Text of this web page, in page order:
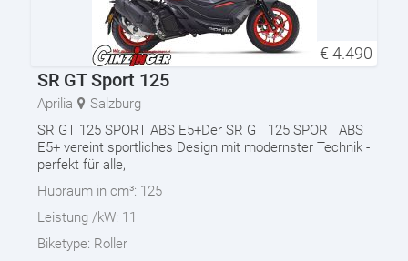
€ 4.490
SR GT Sport 125
Aprilia
Salzburg
SR GT 125 SPORT ABS E5+Der SR GT 125 SPORT ABS
E5+ vereint sportliches Design mit modernster Technik -
perfekt für alle,
Hubraum in cm³: 125
Leistung /kW: 11
Biketype: Roller